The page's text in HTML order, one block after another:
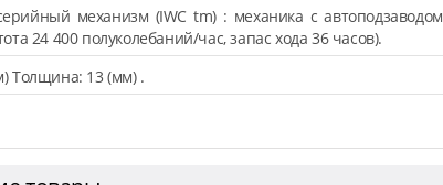
механизм (IWC tm) : механика с автоподзаводом
24 400 полуколебаний/час, запас хода 36 часов).
Толщина: 13 (мм) .